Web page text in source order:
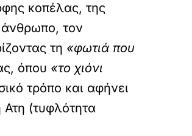
κοπέλας, της
τον
τη «φωτιά που
όπου «το χιόνι
τρόπο και αφήνει
(τυφλότητα